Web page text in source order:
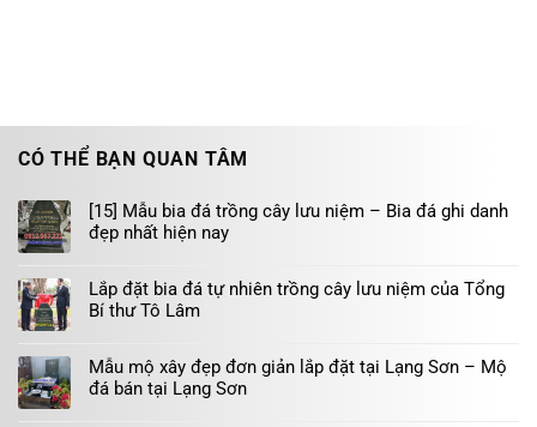
CÓ THỂ BẠN QUAN TÂM
[15] Mẫu bia đá trồng cây lưu niệm – Bia đá ghi danh
đẹp nhất hiện nay
Lắp đặt bia đá tự nhiên trồng cây lưu niệm của Tổng
Bí thư Tô Lâm
Mẫu mộ xây đẹp đơn giản lắp đặt tại Lạng Sơn – Mộ
đá bán tại Lạng Sơn